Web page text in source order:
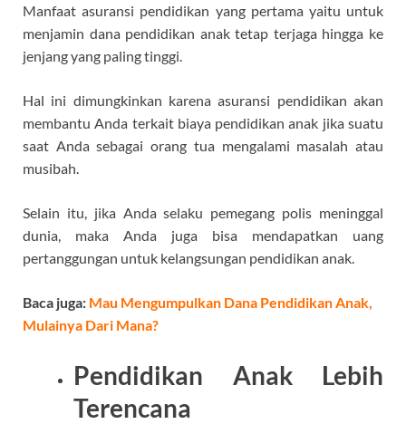
Manfaat asuransi pendidikan yang pertama yaitu untuk
menjamin dana pendidikan anak tetap terjaga hingga ke
jenjang yang paling tinggi.
Hal ini dimungkinkan karena asuransi pendidikan akan
membantu Anda terkait biaya pendidikan anak jika suatu
saat Anda sebagai orang tua mengalami masalah atau
musibah.
Selain itu, jika Anda selaku pemegang polis meninggal
dunia, maka Anda juga bisa mendapatkan uang
pertanggungan untuk kelangsungan pendidikan anak.
Baca juga: Mau Mengumpulkan Dana Pendidikan Anak,
Mulainya Dari Mana?
Pendidikan Anak Lebih
Terencana